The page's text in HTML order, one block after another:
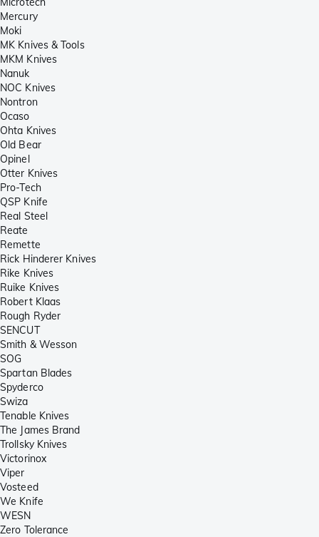
Mercury
Moki
MK Knives & Tools
MKM Knives
Nanuk
NOC Knives
Nontron
Ocaso
Ohta Knives
Old Bear
Opinel
Otter Knives
Pro-Tech
QSP Knife
Real Steel
Reate
Remette
Rick Hinderer Knives
Rike Knives
Ruike Knives
Robert Klaas
Rough Ryder
SENCUT
Smith & Wesson
SOG
Spartan Blades
Spyderco
Swiza
Tenable Knives
The James Brand
Trollsky Knives
Victorinox
Viper
Vosteed
We Knife
WESN
Zero Tolerance